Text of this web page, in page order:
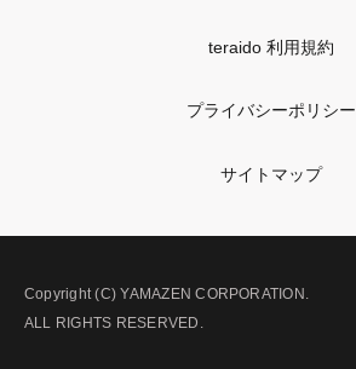
teraido 利用規約
プライバシーポリシー
サイトマップ
Copyright (C) YAMAZEN CORPORATION.
ALL RIGHTS RESERVED.